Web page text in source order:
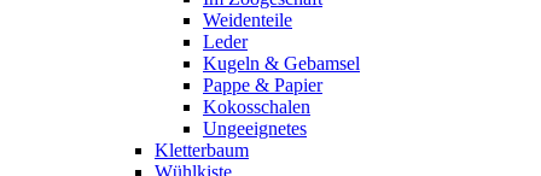
Weidenteile
Leder
Kugeln & Gebamsel
Pappe & Papier
Kokosschalen
Ungeeignetes
Kletterbaum
Wühlkiste